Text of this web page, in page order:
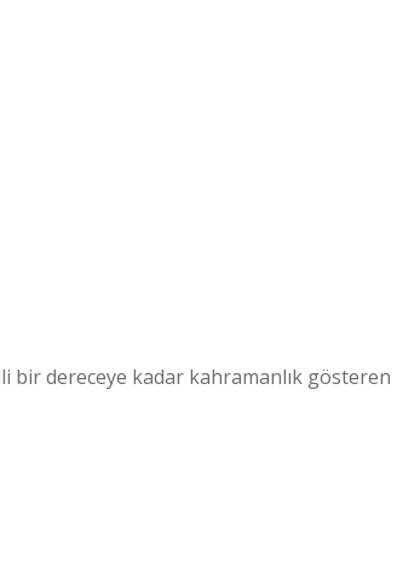
bir dereceye kadar kahramanlık gösteren